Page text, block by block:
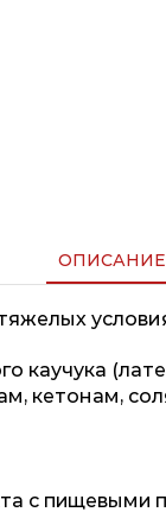
ОПИСАНИЕ
каучука
кетонам,
с пищевыми